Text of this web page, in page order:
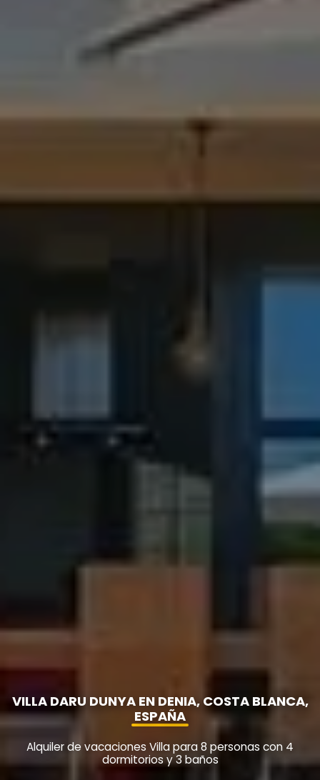
VILLA DARU DUNYA EN DENIA, COSTA BLANCA,
ESPAÑA
Alquiler de vacaciones Villa para 8 personas con 4
dormitorios y 3 baños